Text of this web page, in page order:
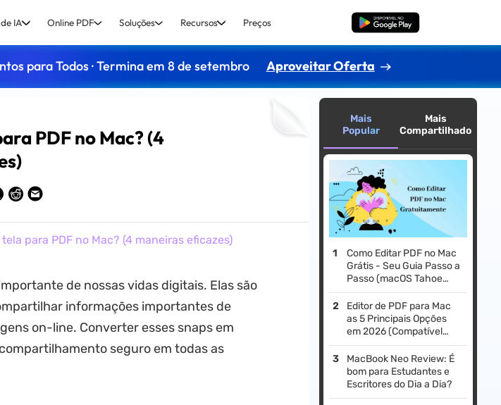
IA Online PDF Soluções Recursos Preços Baixar Grátis
para Todos · Termina em 8 de setembro Aproveitar Oferta
PDF no Mac? (4
para PDF no Mac? (4 maneiras eficazes)
de nossas vidas digitais. Elas são
informações importantes de
on-line. Converter esses snaps em
seguro em todas as
Mais
Popular
Mais
Compartilhado
Como Editar PDF no Mac
Grátis - Seu Guia Passo a
Passo (macOS Tahoe
Incluído)
Editor de PDF para Mac
as 5 Principais Opções
em 2026 (Compatível
com macOS Tahoe)
MacBook Neo Review: É
bom para Estudantes e
Escritores do Dia a Dia?